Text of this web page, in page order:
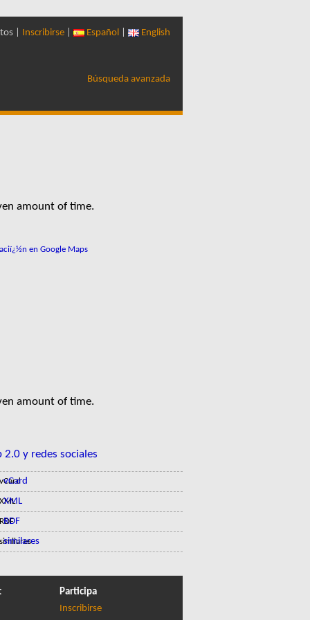
| Inscribirse Español English
Búsqueda avanzada
amount of time.
amount of time.
2.0 y redes sociales
vCard
XML
RDF
similares
Participa
Inscribirse